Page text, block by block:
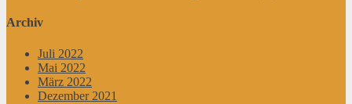
Archiv
Juli 2022
Mai 2022
März 2022
Dezember 2021